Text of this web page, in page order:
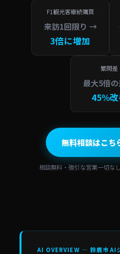
F1観光客継続購買
来訪1回限り →
3倍に増加
繁閑差
最大5倍
45%
無料相談はこち
相談無料・強引な営業一切な
AI OVERVIEW — 鈴鹿市AI